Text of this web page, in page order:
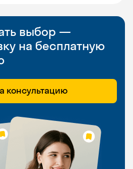
выбор —
на бесплатную
консультацию